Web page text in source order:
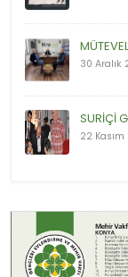
30 Aralık
SURİÇİ
22